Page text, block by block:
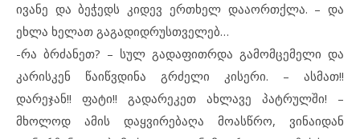
ივანე და ბეჭედს კიდევ ერთხელ დააორთქლა. – და
ეხლა ხელათ გაგადიდრუსთველებ…
-რა ბრძანეთ? – სულ გადაფითრდა გამომცემელი და
კარისკენ წაიწვდინა გრძელი კისერი. – ასმათ!!
დარეჯან!! ფატი!! გადარეკეთ ახლავე პატრულში! –
მხოლოდ ამის დაყვირებაღა მოასწრო, ვინაიდან